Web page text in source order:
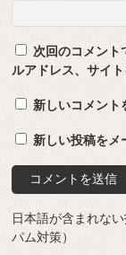
次回のコメント
ルアドレス、サイト
新しいコメント
新しい投稿をメ
日本語が含まれな
パム対策）